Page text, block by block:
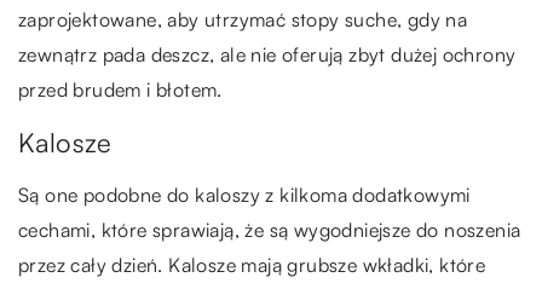
zaprojektowane, aby utrzymać stopy suche, gdy na
zewnątrz pada deszcz, ale nie oferują zbyt dużej ochrony
przed brudem i błotem.
Kalosze
Są one podobne do kaloszy z kilkoma dodatkowymi
cechami, które sprawiają, że są wygodniejsze do noszenia
przez cały dzień. Kalosze mają grubsze wkładki, które